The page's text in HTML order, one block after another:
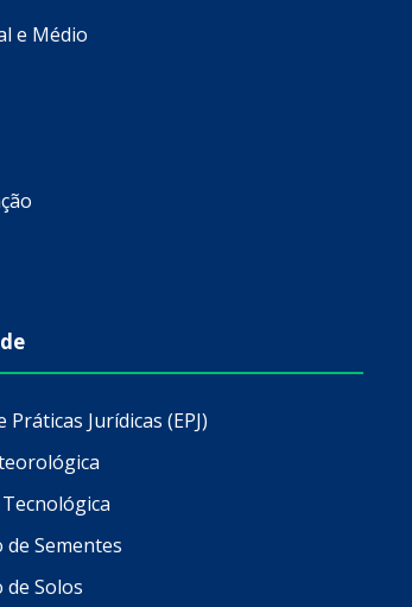
e Médio
Jurídicas (EPJ)
Sementes
Solos